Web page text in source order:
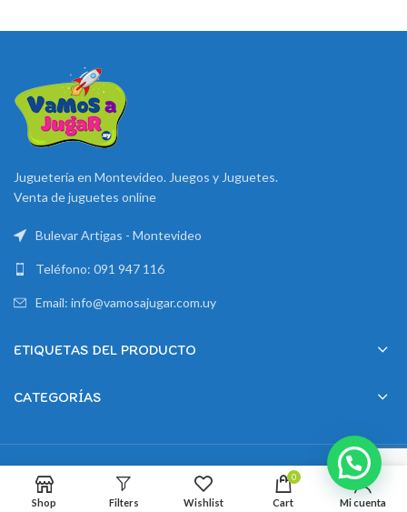
Juguetería en Montevideo. Juegos y Juguetes.
Venta de juguetes online
Bulevar Artigas - Montevideo
Teléfono: 091 947 116
Email: info@vamosajugar.com.uy
ETIQUETAS DEL PRODUCTO
CATEGORÍAS
Montevideo Marketing
Shop Filters Wishlist
0
Cart Mi cuenta